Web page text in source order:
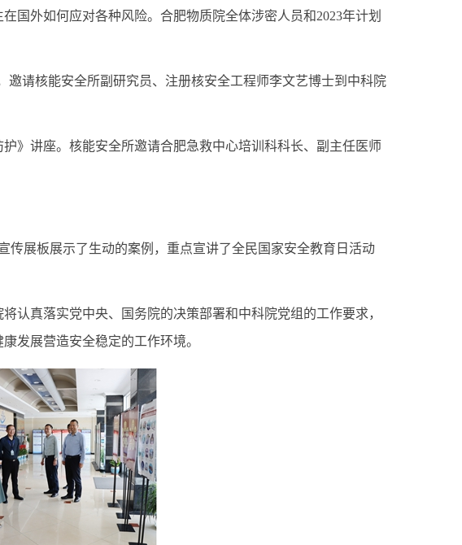
国外如何应对各种风险。合肥物质院全体涉密人员和2023年计划
邀请核能安全所副研究员、注册核安全工程师李文艺博士到中科院
》讲座。核能安全所邀请合肥急救中心培训科科长、副主任医师
传展板展示了生动的案例，重点宣讲了全民国家安全教育日活动
认真落实党中央、国务院的决策部署和中科院党组的工作要求，
发展营造安全稳定的工作环境。